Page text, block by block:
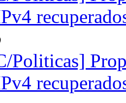
Politicas]